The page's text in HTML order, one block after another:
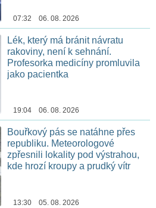
07:32 06. 08. 2026
Lék, který má bránit návratu
rakoviny, není k sehnání.
Profesorka medicíny promluvila
jako pacientka
19:04 06. 08. 2026
Bouřkový pás se natáhne přes
republiku. Meteorologové
zpřesnili lokality pod výstrahou,
kde hrozí kroupy a prudký vítr
13:30 05. 08. 2026